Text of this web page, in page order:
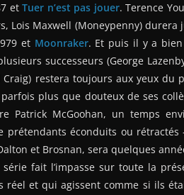
et Tuer n’est pas jouer. Terence
Lois Maxwell (Moneypenny) durera
et Moonraker. Et puis il y a bien
successeurs (George
restera toujours aux yeux du
plus que douteux de ses
Patrick McGoohan, un temps
prétendants éconduits ou
et Brosnan, sera quelques
fait l’impasse sur toute la
réel et qui agissent comme si ils